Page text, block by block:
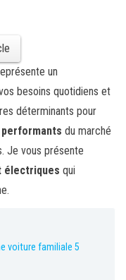
un
besoins quotidiens et
déterminants pour
du marché
Je vous présente
électriques qui
voiture familiale 5